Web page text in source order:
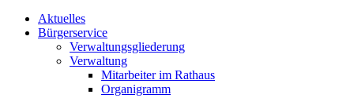
Aktuelles
Bürgerservice
Verwaltungsgliederung
Verwaltung
Mitarbeiter im Rathaus
Organigramm